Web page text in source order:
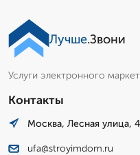
Лучше.Звони
Услуги электронного
Контакты
Москва, Лесная улица,
ufa@stroyimdom.ru